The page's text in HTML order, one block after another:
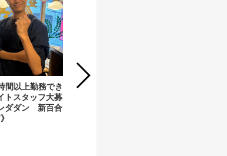
以上勤務でき
トスタッフ大募
ダダン 新百合